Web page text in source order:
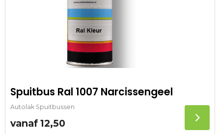
Spuitbus Ral 1007 Narcissengeel
Autolak Spuitbussen
vanaf 12,50